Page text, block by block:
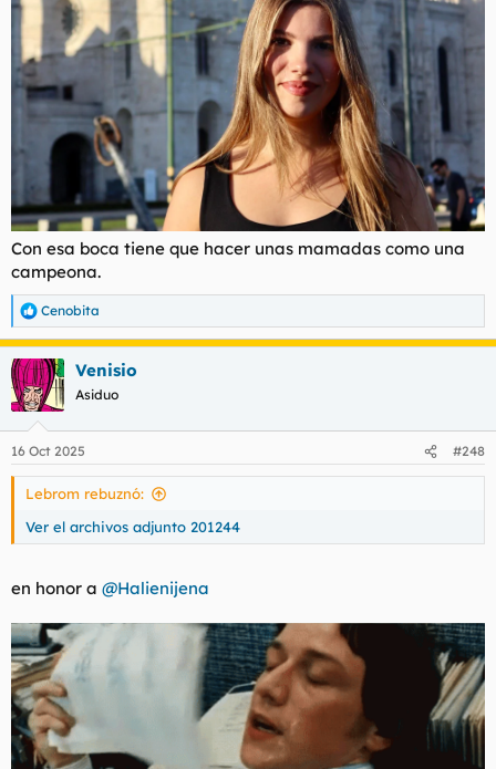
Con esa boca tiene que hacer unas mamadas como una
campeona.
R
e
a
c
c
i
e
s
Cenobita
Venisio
Asiduo
16 Oct 2025 #248
Lebrom rebuznó:
Ver el archivos adjunto 201244
en honor a @Halienijena